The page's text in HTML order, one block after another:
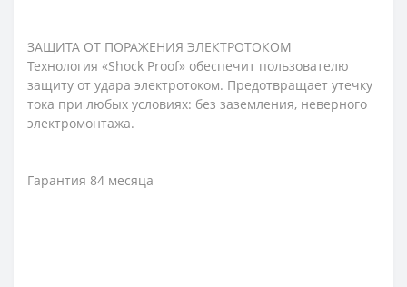
ЗАЩИТА ОТ ПОРАЖЕНИЯ ЭЛЕКТРОТОКОМ
Технология «Shock Proof» обеспечит пользователю
защиту от удара электротоком. Предотвращает утечку
тока при любых условиях: без заземления, неверного
электромонтажа.
Гарантия 84 месяца